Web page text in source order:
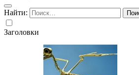
Найти:
Заголовки